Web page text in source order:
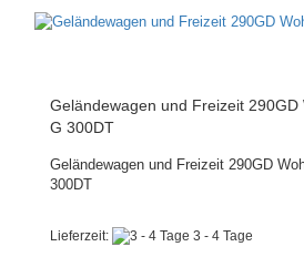
Geländewagen und Freizeit 290GD
G 300DT
Geländewagen und Freizeit 290GD
300DT
Lieferzeit: 3 - 4 Tage